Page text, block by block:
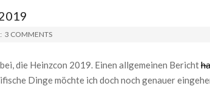
3 COMMENTS
die Heinzcon 2019. Einen allgemeinen Bericht
Dinge möchte ich doch noch genauer